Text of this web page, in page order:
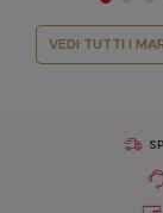
VEDI TUTTI I